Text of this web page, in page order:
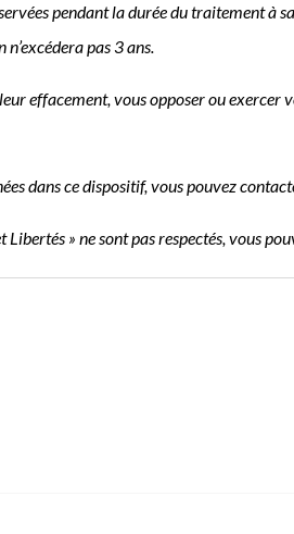
pendant la durée du traitement à
pas 3 ans.
effacement, vous opposer ou
dans ce dispositif, vous pouvez
» ne sont pas respectés, vous